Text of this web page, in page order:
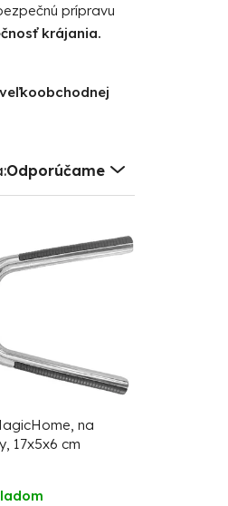
prípravu
krájania.
Odporúčame
na
17x5x6 cm